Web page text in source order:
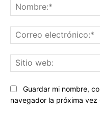
Guardar mi nombre,
navegador la próxima vez